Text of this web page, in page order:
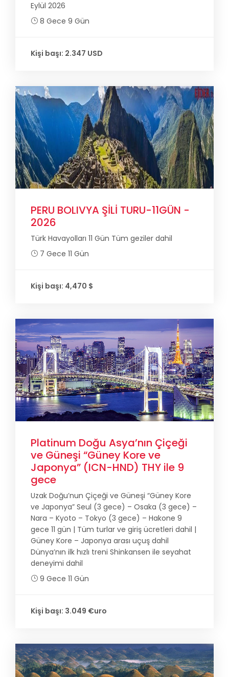
Eylül 2026
8 Gece 9 Gün
Kişi başı: 2.347 USD
PERU BOLIVYA ŞİLİ TURU-11GÜN -
2026
Türk Havayolları 11 Gün Tüm geziler dahil
7 Gece 11 Gün
Kişi başı: 4,470 $
Platinum Doğu Asya’nın Çiçeği
ve Güneşi “Güney Kore ve
Japonya” (ICN-HND) THY ile 9
gece
Uzak Doğu’nun Çiçeği ve Güneşi “Güney Kore
ve Japonya” Seul (3 gece) – Osaka (3 gece) –
Nara – Kyoto – Tokyo (3 gece) – Hakone 9
gece 11 gün | Tüm turlar ve giriş ücretleri dahil |
Güney Kore – Japonya arası uçuş dahil
Dünya’nın ilk hızlı treni Shinkansen ile seyahat
deneyimi dahil
9 Gece 11 Gün
Kişi başı: 3.049 €uro